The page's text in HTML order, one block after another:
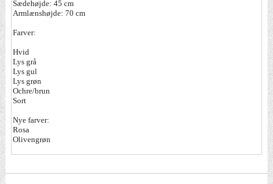
Sædehøjde: 45 cm
Armlænshøjde: 70 cm
Farver:
Hvid
Lys grå
Lys gul
Lys grøn
Ochre/brun
Sort
Nye farver:
Rosa
Olivengrøn